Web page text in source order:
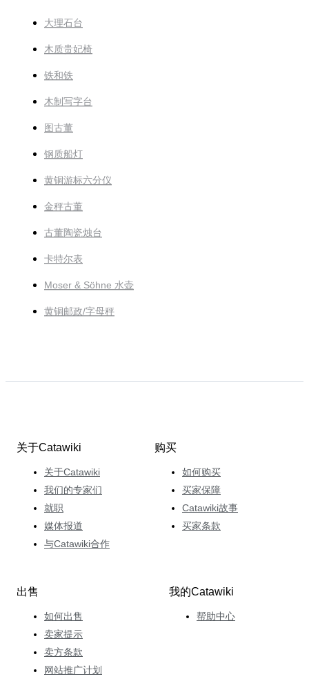
大理石台
木质贵妃椅
铁和铁
木制写字台
图古董
钢质船灯
黄铜游标六分仪
金秤古董
古董陶瓷烛台
卡特尔表
Moser & Söhne 水壶
黄铜邮政/字母秤
关于Catawiki
关于Catawiki
我们的专家们
就职
媒体报道
与Catawiki合作
购买
如何购买
买家保障
Catawiki故事
买家条款
出售
如何出售
卖家提示
卖方条款
网站推广计划
我的Catawiki
帮助中心